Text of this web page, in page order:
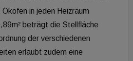
in jeden Heizraum
beträgt die Stellfläche
der verschiedenen
erlaubt zudem eine